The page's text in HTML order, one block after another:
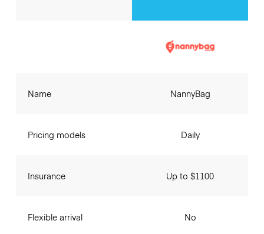
Name
Pricing models
Insurance
Flexible arrival
NannyBag
Daily
Up to $1100
No